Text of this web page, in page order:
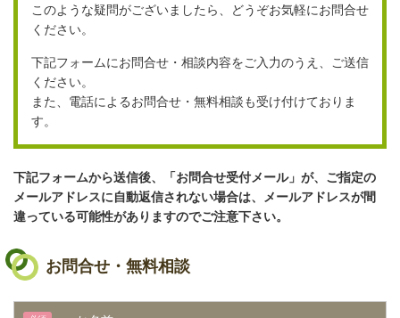
このような疑問がございましたら、どうぞお気軽にお問合せ
ください。
下記フォームにお問合せ・相談内容をご入力のうえ、ご送信
ください。
また、電話によるお問合せ・無料相談も受け付けておりま
す。
下記フォームから送信後、「お問合せ受付メール」が、ご指定の
メールアドレスに自動返信されない場合は、メールアドレスが間
違っている可能性がありますのでご注意下さい。
お問合せ・無料相談